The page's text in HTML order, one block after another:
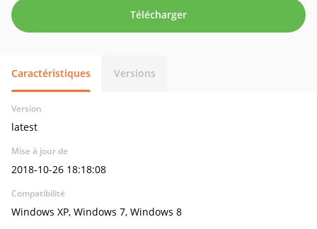
Télécharger
Caractéristiques Versions
Version
latest
Mise à jour de
2018-10-26 18:18:08
Compatibilité
Windows XP, Windows 7, Windows 8